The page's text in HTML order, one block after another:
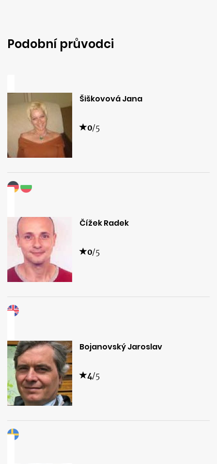
Podobní průvodci
Šiškovová Jana
0/5
Čížek Radek
0/5
Bojanovský Jaroslav
4/5